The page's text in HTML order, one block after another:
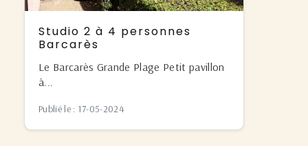
Studio 2 à 4 personnes
Barcarès
Le Barcarès Grande Plage Petit pavillon
à...
Publié le : 17-05-2024